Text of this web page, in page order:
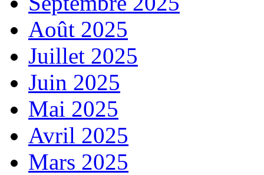
Août 2025
Juillet 2025
Juin 2025
Mai 2025
Avril 2025
Mars 2025